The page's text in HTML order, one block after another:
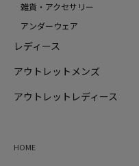
雑貨・アクセサリー
アンダーウェア
レディース
アウトレットメンズ
アウトレットレディース
HOME